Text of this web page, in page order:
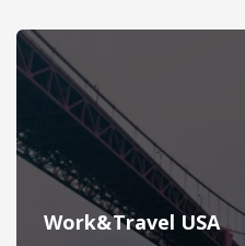
Work&Travel USA